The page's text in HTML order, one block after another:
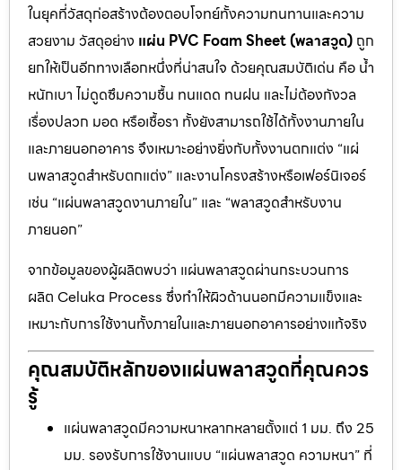
ในยุคที่วัสดุก่อสร้างต้องตอบโจทย์ทั้งความทนทานและความ
สวยงาม วัสดุอย่าง แผ่น PVC Foam Sheet (พลาสวูด) ถูก
ยกให้เป็นอีกทางเลือกหนึ่งที่น่าสนใจ ด้วยคุณสมบัติเด่น คือ น้ำ
หนักเบา ไม่ดูดซึมความชื้น ทนแดด ทนฝน และไม่ต้องกังวล
เรื่องปลวก มอด หรือเชื้อรา ทั้งยังสามารถใช้ได้ทั้งงานภายใน
และภายนอกอาคาร จึงเหมาะอย่างยิ่งกับทั้งงานตกแต่ง “แผ่
นพลาสวูดสำหรับตกแต่ง” และงานโครงสร้างหรือเฟอร์นิเจอร์
เช่น “แผ่นพลาสวูดงานภายใน” และ “พลาสวูดสำหรับงาน
ภายนอก”
จากข้อมูลของผู้ผลิตพบว่า แผ่นพลาสวูดผ่านกระบวนการ
ผลิต Celuka Process ซึ่งทำให้ผิวด้านนอกมีความแข็งและ
เหมาะกับการใช้งานทั้งภายในและภายนอกอาคารอย่างแท้จริง
คุณสมบัติหลักของแผ่นพลาสวูดที่คุณควร
รู้
แผ่นพลาสวูดมีความหนาหลากหลายตั้งแต่ 1 มม. ถึง 25
มม. รองรับการใช้งานแบบ “แผ่นพลาสวูด ความหนา” ที่